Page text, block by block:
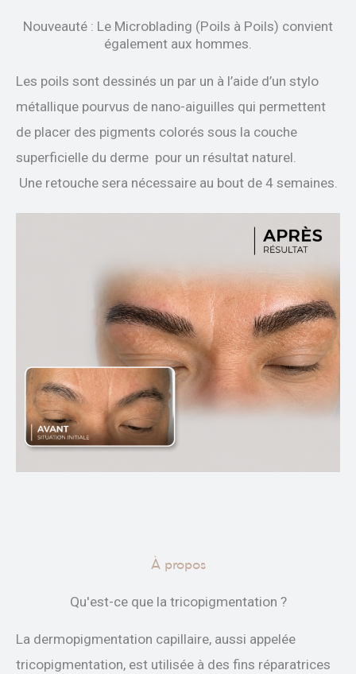
Nouveauté : Le Microblading (Poils à Poils) convient
également aux hommes.
Les poils sont dessinés un par un à l’aide d’un stylo
métallique pourvus de nano-aiguilles qui permettent
de placer des pigments colorés sous la couche
superficielle du derme pour un résultat naturel.
Une retouche sera nécessaire au bout de 4 semaines.
À propos
Qu'est-ce que la tricopigmentation ?
La dermopigmentation capillaire, aussi appelée
tricopigmentation, est utilisée à des fins réparatrices